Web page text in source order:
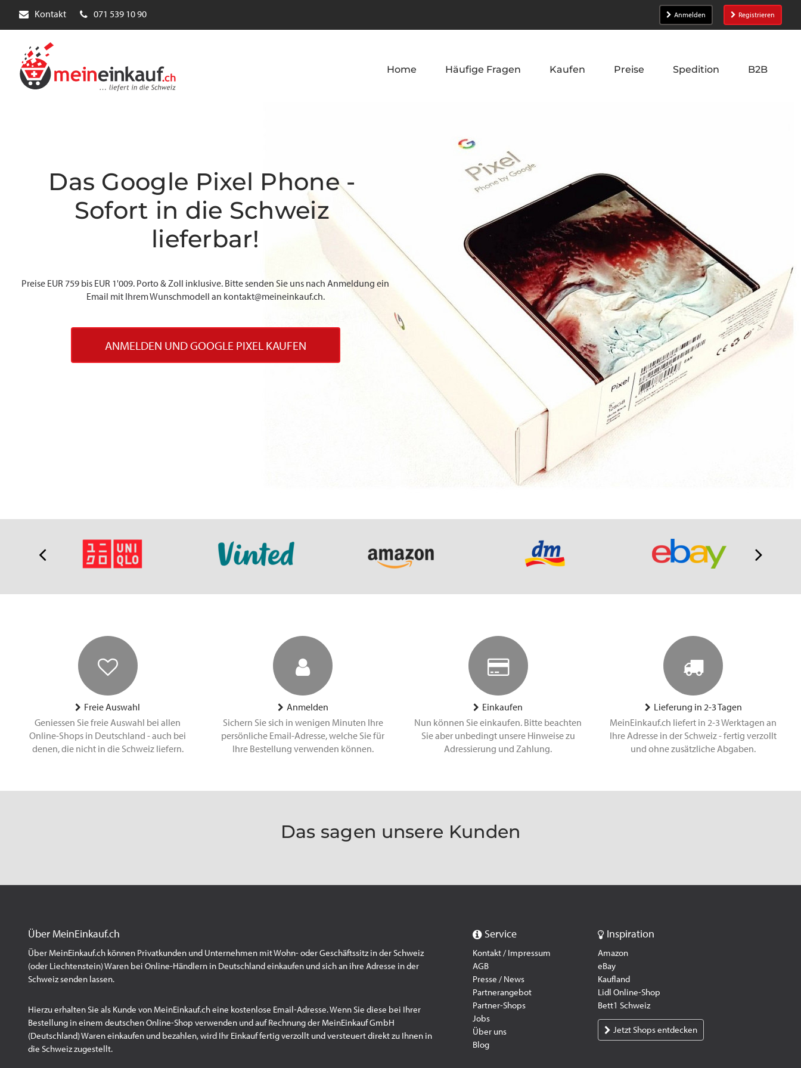
Kontakt 071 539 10 90 Anmelden Registrieren
Home Häufige Fragen Kaufen Preise Spedition B2B
Das Google Pixel Phone -
Sofort in die Schweiz
lieferbar!
Preise EUR 759 bis EUR 1'009. Porto & Zoll inklusive. Bitte senden Sie uns nach Anmeldung ein
Email mit Ihrem Wunschmodell an kontakt@meineinkauf.ch.
ANMELDEN UND GOOGLE PIXEL KAUFEN
Freie Auswahl
Geniessen Sie freie Auswahl bei allen
Online-Shops in Deutschland - auch bei
denen, die nicht in die Schweiz liefern.
Anmelden
Sichern Sie sich in wenigen Minuten Ihre
persönliche Email-Adresse, welche Sie für
Ihre Bestellung verwenden können.
Einkaufen
Nun können Sie einkaufen. Bitte beachten
Sie aber unbedingt unsere Hinweise zu
Adressierung und Zahlung.
Lieferung in 2-3 Tagen
MeinEinkauf.ch liefert in 2-3 Werktagen an
Ihre Adresse in der Schweiz - fertig verzollt
und ohne zusätzliche Abgaben.
Das sagen unsere Kunden
Über MeinEinkauf.ch
Über MeinEinkauf.ch können Privatkunden und Unternehmen mit Wohn- oder Geschäftssitz in der Schweiz
(oder Liechtenstein) Waren bei Online-Händlern in Deutschland einkaufen und sich an ihre Adresse in der
Schweiz senden lassen.
Hierzu erhalten Sie als Kunde von MeinEinkauf.ch eine kostenlose Email-Adresse. Wenn Sie diese bei Ihrer
Bestellung in einem deutschen Online-Shop verwenden und auf Rechnung der MeinEinkauf GmbH
(Deutschland) Waren einkaufen und bezahlen, wird Ihr Einkauf fertig verzollt und versteuert direkt zu Ihnen in
die Schweiz zugestellt.
Service
Kontakt / Impressum
AGB
Presse / News
Partnerangebot
Partner-Shops
Jobs
Über uns
Blog
Inspiration
Amazon
eBay
Kaufland
Lidl Online-Shop
Bett1 Schweiz
Jetzt Shops entdecken